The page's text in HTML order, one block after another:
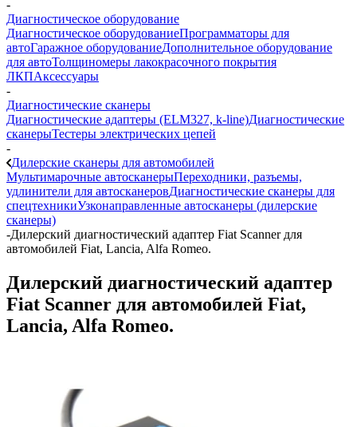
-
Диагностическое оборудование
Диагностическое оборудованиеПрограмматоры для
автоГаражное оборудованиеДополнительное оборудование
для автоТолщиномеры лакокрасочного покрытия
ЛКПАксессуары
-
Диагностические сканеры
Диагностические адаптеры (ELM327, k-line)Диагностические
сканерыТестеры электрических цепей
-
Дилерские сканеры для автомобилей
Мультимарочные автосканерыПереходники, разъемы,
удлинители для автосканеровДиагностические сканеры для
спецтехникиУзконаправленные автосканеры (дилерские
сканеры)
-Дилерский диагностический адаптер Fiat Scanner для
автомобилей Fiat, Lancia, Alfa Romeo.
Дилерский диагностический адаптер
Fiat Scanner для автомобилей Fiat,
Lancia, Alfa Romeo.